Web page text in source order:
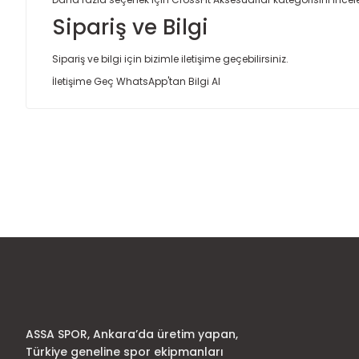
Sipariş ve Bilgi
Sipariş ve bilgi için bizimle iletişime geçebilirsiniz.
İletişime Geç WhatsApp'tan Bilgi Al
Ürün bilgilerinde hatalar bulunuyor.
ASSA SPOR, Ankara’da üretim yapan,
Türkiye geneline spor ekipmanları